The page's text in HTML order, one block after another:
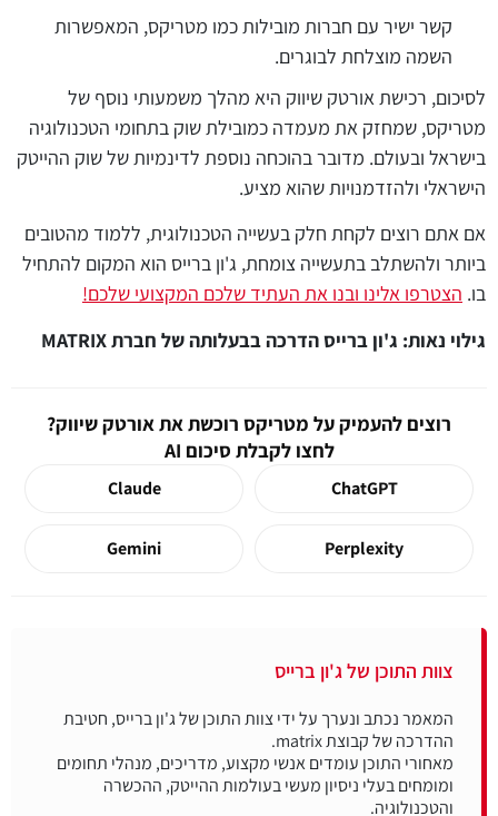
קשר ישיר עם חברות מובילות כמו מטריקס, המאפשרות
השמה מוצלחת לבוגרים.
לסיכום, רכישת אורטק שיווק היא מהלך משמעותי נוסף של
מטריקס, שמחזק את מעמדה כמובילת שוק בתחומי הטכנולוגיה
בישראל ובעולם. מדובר בהוכחה נוספת לדינמיות של שוק ההייטק
הישראלי ולהזדמנויות שהוא מציע.
אם אתם רוצים לקחת חלק בעשייה הטכנולוגית, ללמוד מהטובים
ביותר ולהשתלב בתעשייה צומחת, ג'ון ברייס הוא המקום להתחיל
בו. הצטרפו אלינו ובנו את העתיד שלכם המקצועי שלכם!
גילוי נאות: ג'ון ברייס הדרכה בבעלותה של חברת MATRIX
רוצים להעמיק על מטריקס רוכשת את אורטק שיווק?
לחצו לקבלת סיכום AI
ChatGPT
Claude
Perplexity
Gemini
צוות התוכן של ג'ון ברייס
המאמר נכתב ונערך על ידי צוות התוכן של ג'ון ברייס, חטיבת
מאחורי התוכן עומדים אנשי מקצוע, מדריכים, מנהלי תחומים
ומומחים בעלי ניסיון מעשי בעולמות ההייטק, ההכשרה